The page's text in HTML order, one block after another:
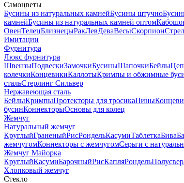
Самоцветы
Бусины из натуральных камнейБусины штучно
камнейБусины из натуральных камней оптом
ОвенТелецБлизнецыРакЛевДеваВесыСкорпион
Имитации
Фурнитура
Люкс фурнитура
ШвензыПодвескиЗамочкиБусиныШапочкиБейлы
колечкиКонцевикиКаллотыКримпы и обжимные
стальСтерлинг Сильвер
Нержавеющая сталь
БейлыКримпыПротекторы для тросикаПины
бусинКоннекторыОсновы для колец
Жемчуг
Натуральный жемчуг
КруглыйГраненыйРисРондельКасумиТаблеткаБива
жемчугомКоннекторы с жемчугомСерьги с
Жемчуг Майорка
КруглыйКасумиБарочныйРисКапляРондель
Хлопковый жемчуг
Стекло